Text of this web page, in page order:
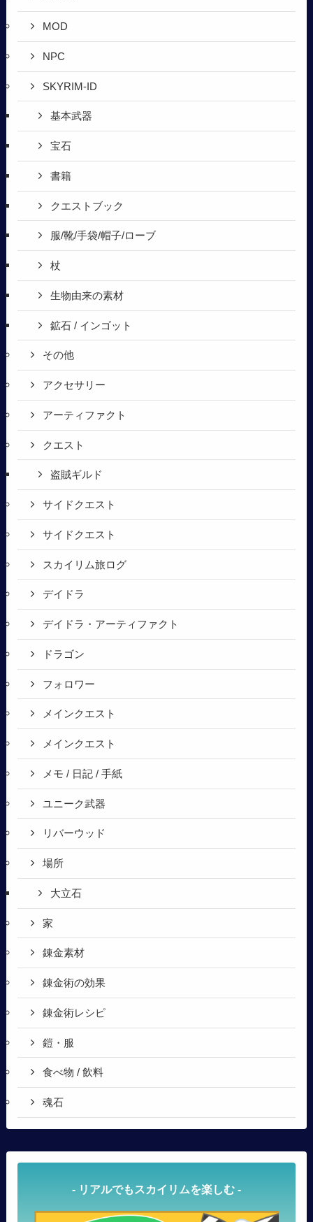
MOD
NPC
SKYRIM-ID
基本武器
宝石
書籍
クエストブック
服/靴/手袋/帽子/ローブ
杖
生物由来の素材
鉱石 / インゴット
その他
アクセサリー
アーティファクト
クエスト
盗賊ギルド
サイドクエスト
サイドクエスト
スカイリム旅ログ
デイドラ
デイドラ・アーティファクト
ドラゴン
フォロワー
メインクエスト
メインクエスト
メモ / 日記 / 手紙
ユニーク武器
リバーウッド
場所
大立石
家
錬金素材
錬金術の効果
錬金術レシピ
鎧・服
食べ物 / 飲料
魂石
- リアルでもスカイリムを楽しむ -